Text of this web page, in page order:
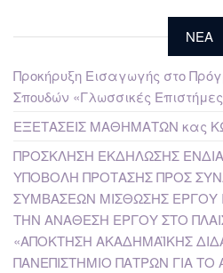
NEA
Προκήρυξη Εισαγωγής στο
Σπουδών «Γλωσσικές
ΕΞΕΤΑΣΕΙΣ ΜΑΘΗΜΑΤΩΝ κας
ΠΡΟΣΚΛΗΣΗ ΕΚΔΗΛΩΣΗΣ
ΥΠΟΒΟΛΗ ΠΡΟΤΑΣΗΣ ΠΡΟΣ
ΣΥΜΒΑΣΕΩΝ ΜΙΣΘΩΣΗΣ ΕΡΓΟΥ
ΤΗΝ ΑΝΑΘΕΣΗ ΕΡΓΟΥ ΣΤΟ
«ΑΠΟΚΤΗΣΗ ΑΚΑΔΗΜΑΪΚΗΣ
ΠΑΝΕΠΙΣΤΗΜΙΟ ΠΑΤΡΩΝ ΓΙΑ ΤΟ